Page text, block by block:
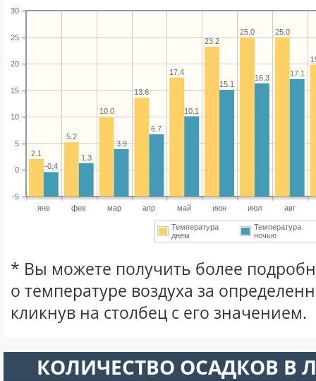
янв фев мар апр май июн июл авг
-5
0
5
10
15
20
25
30
25.0
25.0
23.2
17.4
13.6
10.0
5.2
2.1
17.1
16.3
15.1
10.1
6.7
3.9
1.3
-0.4
Температура
днем
Температура
ночью
* Вы можете получить более
о температуре воздуха за
кликнув на столбец с его значением.
КОЛИЧЕСТВО ОСАДКОВ В